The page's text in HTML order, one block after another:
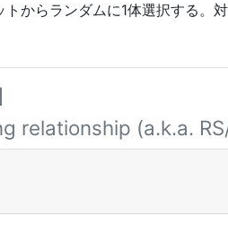
からランダムに1体選択する。
relationship (a.k.a.